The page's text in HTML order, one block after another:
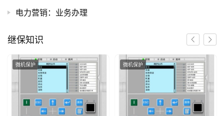
电力营销：业务办理
继保知识
微机保护 微机保护